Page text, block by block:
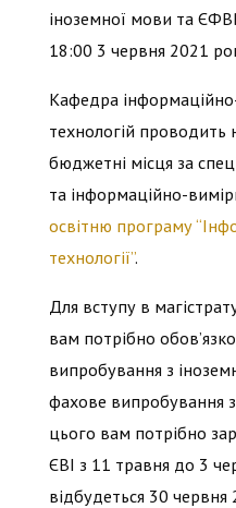
іноземної мови та
18:00 3 червня 2021
Кафедра
технологій проводить
бюджетні місця за
та інформаційно-
освітню програму
технології”.
Для вступу в
вам потрібно
випробування з
фахове випробування
цього вам потрібно
ЄВІ з 11 травня до 3
відбудеться 30 червня